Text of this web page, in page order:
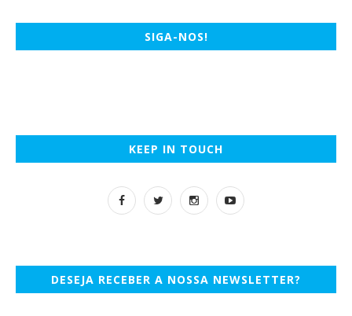
SIGA-NOS!
KEEP IN TOUCH
DESEJA RECEBER A NOSSA NEWSLETTER?